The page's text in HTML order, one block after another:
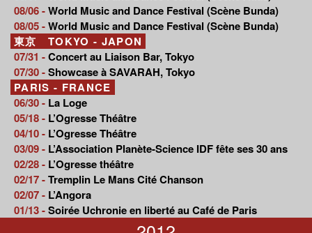
08/06 -World Music and Dance Festival (Scène Bunda)
08/05 -World Music and Dance Festival (Scène Bunda)
東京 TOKYO - JAPON
07/31 -Concert au Liaison Bar, Tokyo
07/30 -Showcase à SAVARAH, Tokyo
PARIS - FRANCE
06/30 - La Loge
05/18 - L’Ogresse Théâtre
04/10 - L’Ogresse Théâtre
03/09 - L’Association Planète-Science IDF fête ses 30 ans
02/28 - L’Ogresse théâtre
02/17 -Tremplin Le Mans Cité Chanson
02/07 - L’Angora
01/13 -Soirée Uchronie en liberté au Café de Paris